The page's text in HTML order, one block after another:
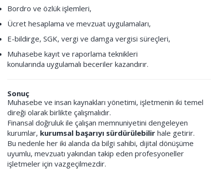
Bordro ve özlük işlemleri,
Ücret hesaplama ve mevzuat uygulamaları,
E-bildirge, SGK, vergi ve damga vergisi süreçleri,
Muhasebe kayıt ve raporlama teknikleri
konularında uygulamalı beceriler kazandırır.
Sonuç
Muhasebe ve insan kaynakları yönetimi, işletmenin iki temel
direği olarak birlikte çalışmalıdır.
Finansal doğruluk ile çalışan memnuniyetini dengeleyen
kurumlar, kurumsal başarıyı sürdürülebilir hale getirir.
Bu nedenle her iki alanda da bilgi sahibi, dijital dönüşüme
uyumlu, mevzuatı yakından takip eden profesyoneller
işletmeler için vazgeçilmezdir.